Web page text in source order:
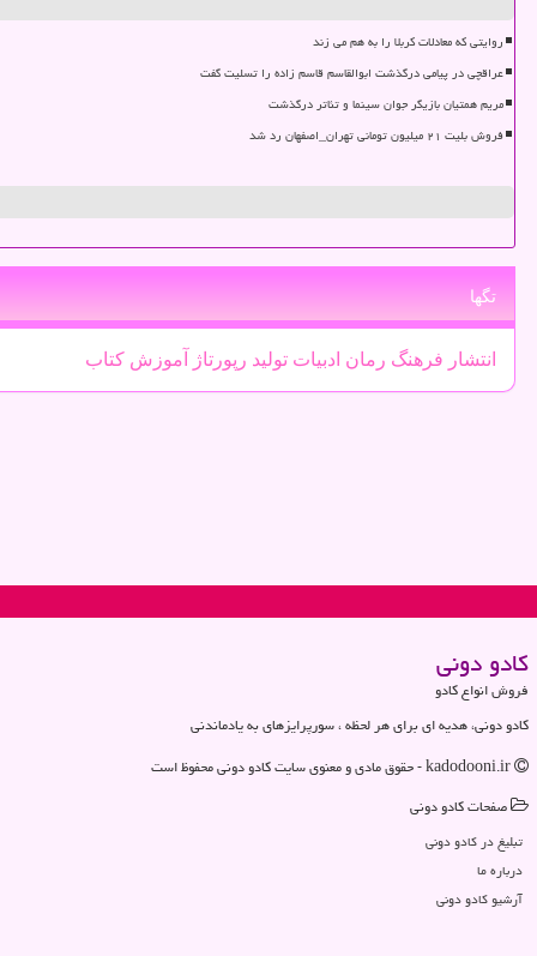
روایتی که معادلات کربلا را به هم می زند
عراقچی در پیامی درگذشت ابوالقاسم قاسم زاده را تسلیت گفت
مریم همتیان بازیگر جوان سینما و تئاتر درگذشت
فروش بلیت ۲۱ میلیون تومانی تهران_اصفهان رد شد
تگها
انتشار فرهنگ رمان ادبیات تولید رپورتاژ آموزش كتاب
كادو دونی
فروش انواع کادو
کادو دونی، هدیه ای برای هر لحظه ، سورپرایزهای به یادماندنی
صفحات كادو دونی
تبلیغ در كادو دونی
درباره ما
آرشیو كادو دونی